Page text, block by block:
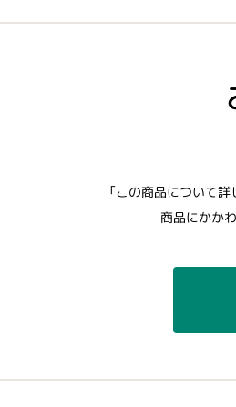
「この商品について詳
商品にかか